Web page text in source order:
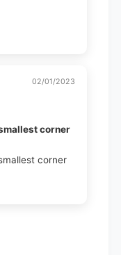
02/01/2023
corner
corner